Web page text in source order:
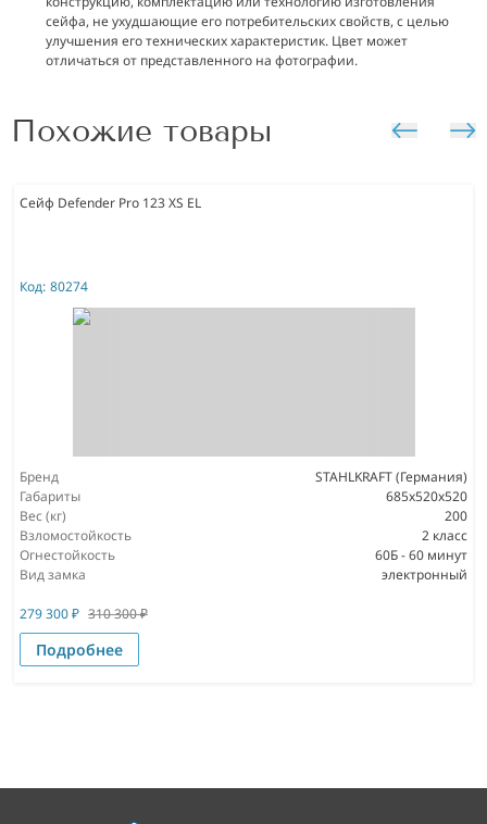
сейфа, не ухудшающие его потребительских свойств, с целью
улучшения его технических характеристик. Цвет может
отличаться от представленного на фотографии.
Похожие товары
Сейф Defender Pro 123 XS EL
Код: 80274
Бренд
STAHLKRAFT (Германия)
Габариты
685x520x520
Вес (кг)
200
Взломостойкость
2 класс
Огнестойкость
60Б - 60 минут
Вид замка
электронный
279 300₽ 310 300₽
Подробнее